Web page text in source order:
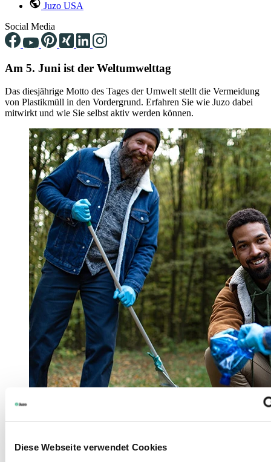
Diese Webseite verwendet Cookies
Juzo USA
Social Media
Am 5. Juni ist der Weltumwelttag
Das diesjährige Motto des Tages der Umwelt stellt die Vermeidung
von Plastikmüll in den Vordergrund. Erfahren Sie wie Juzo dabei
mitwirkt und wie Sie selbst aktiv werden können.